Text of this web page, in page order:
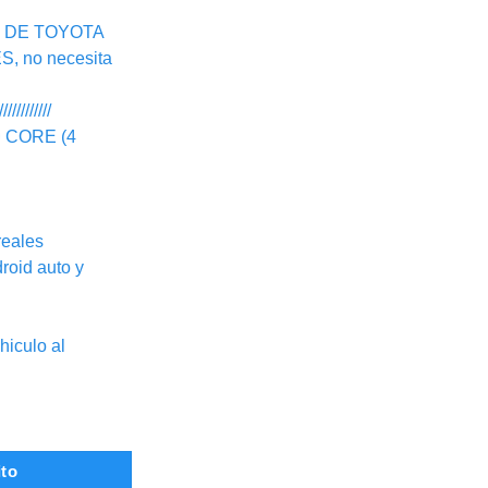
TOYOTA
no necesita
CORE (4
auto y
al
CROSS cantidad